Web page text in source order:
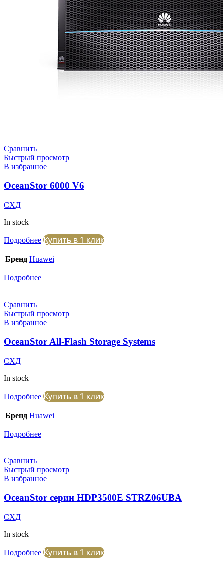
Сравнить
Быстрый просмотр
В избранное
OceanStor 6000 V6
СХД
In stock
Подробнее Купить в 1 клик
Бренд Huawei
Подробнее
Сравнить
Быстрый просмотр
В избранное
OceanStor All-Flash Storage Systems
СХД
In stock
Подробнее Купить в 1 клик
Бренд Huawei
Подробнее
Сравнить
Быстрый просмотр
В избранное
OceanStor серии HDP3500E STRZ06UBA
СХД
In stock
Подробнее Купить в 1 клик